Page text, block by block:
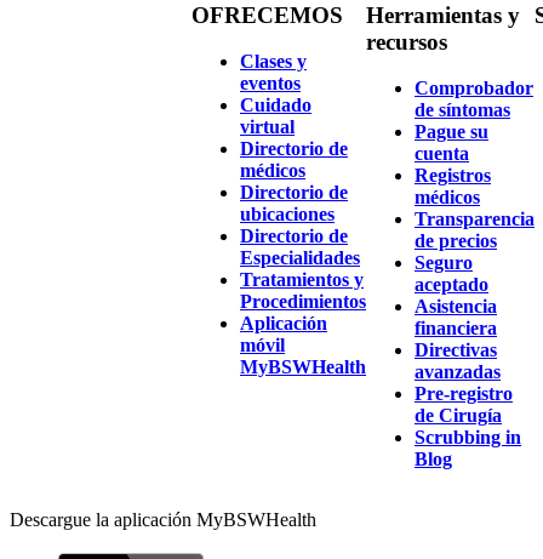
OFRECEMOS
Clases y
eventos
Cuidado
virtual
Directorio de
médicos
Directorio de
ubicaciones
Directorio de
Especialidades
Tratamientos y
Procedimientos
Aplicación
móvil
MyBSWHealth
Herramientas y
recursos
Comprobador
de síntomas
Pague su
cuenta
Registros
médicos
Transparencia
de precios
Seguro
aceptado
Asistencia
financiera
Directivas
avanzadas
Pre-registro
de Cirugía
Scrubbing in
Blog
Descargue la aplicación MyBSWHealth